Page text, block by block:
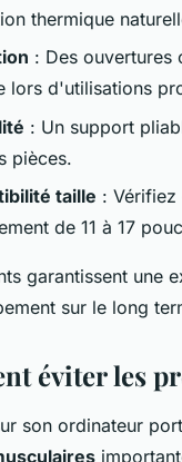
thermique
: Des ouvertures
lors d'utilisations
: Un support
pièces.
taille : Vérifiez
de 11 à 17
garantissent une
sur le long
éviter les
son ordinateur